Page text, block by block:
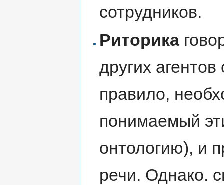
сотрудников.
Риторика
других
правило,
понимаемый
онтологию), и
речи. Однако.